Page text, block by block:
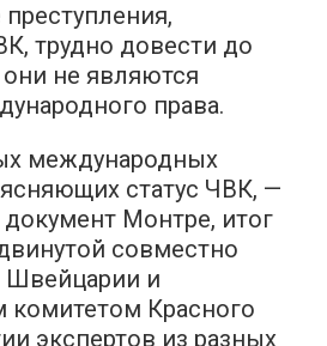
трудно довести до
они не являются
права.
международных
статус ЧВК, —
Монтре, итог
совместно
Швейцарии и
Красного
экспертов из разных